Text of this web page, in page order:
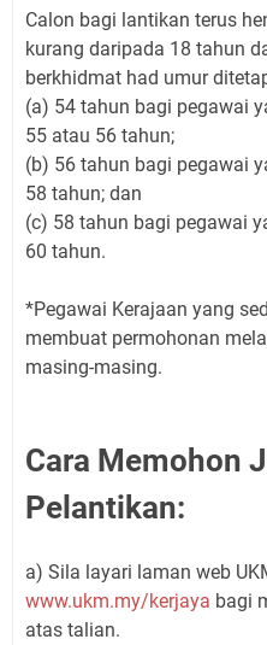
Calon bagi lantikan terus
kurang daripada 18 tahun
berkhidmat had umur
(a) 54 tahun bagi pegawai
55 atau 56 tahun;
(b) 56 tahun bagi pegawai
58 tahun; dan
(c) 58 tahun bagi pegawai
60 tahun.
*Pegawai Kerajaan yang
membuat permohonan
masing-masing.
Cara Memohon
Pelantikan:
a) Sila layari laman web
www.ukm.my/kerjaya bagi
atas talian.